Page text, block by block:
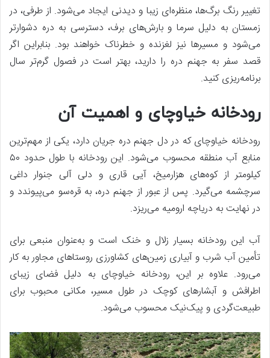
تغییر رنگ برگ‌ها، منظره‌ای زیبا و دیدنی ایجاد می‌شود. از طرفی، در
زمستان به دلیل سرما و بارش‌های برف، دسترسی به دره دشوارتر
می‌شود و مسیرها نیز لغزنده و خطرناک خواهند بود. بنابراین اگر
قصد سفر به جهنم دره را دارید، بهتر است در فصول گرم‌تر سال
برنامه‌ریزی کنید.
رودخانه خیاوچای و اهمیت آن
رودخانه خیاوچای که در دل جهنم دره جریان دارد، یکی از مهم‌ترین
منابع آب منطقه محسوب می‌شود. این رودخانه با طول حدود ۵۰
کیلومتر از کوه‌های هزارمیخ، آیی قاری و دلی آلی جنوار داغی
سرچشمه می‌گیرد. پس از عبور از جهنم دره، به قره‌سو می‌پیوندد و
در نهایت به دریاچه ارومیه می‌ریزد.
آب این رودخانه بسیار زلال و خنک است و به‌عنوان منبعی برای
تأمین آب شرب و آبیاری زمین‌های کشاورزی روستاهای مجاور به کار
می‌رود. علاوه بر این، رودخانه خیاوچای به دلیل فضای زیبای
اطرافش و آبشارهای کوچک در طول مسیر، مکانی محبوب برای
طبیعت‌گردی و پیک‌نیک محسوب می‌شود.